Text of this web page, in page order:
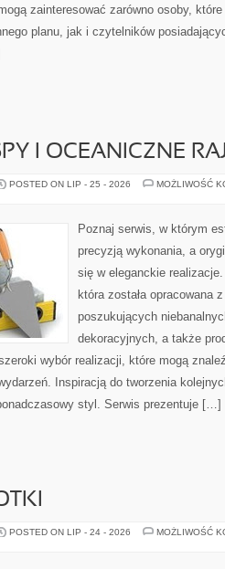
zainteresować zarówno osoby,
planu, jak i czytelników
I OCEANICZNE
POSTED ON LIP - 25 - 2026
MOŻLIWOŚĆ
Poznaj serwis, w którym
precyzją wykonania, a
się w eleganckie
która została opracowana
poszukujących
dekoracyjnych, a także
wybór realizacji, które mogą
Inspiracją do tworzenia
styl. Serwis prezentuje […]
POSTED ON LIP - 24 - 2026
MOŻLIWOŚĆ